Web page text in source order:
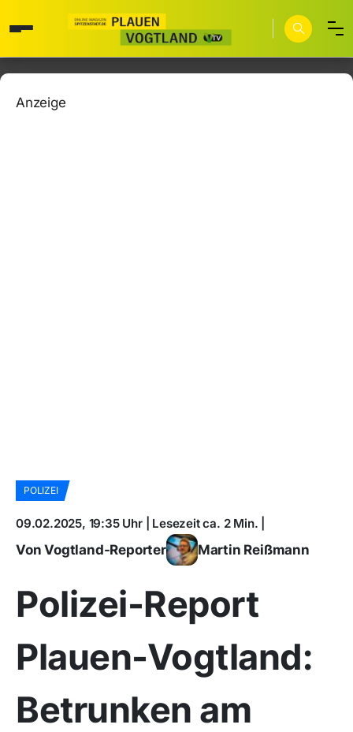
Anzeige
POLIZEI
09.02.2025, 19:35 Uhr | Lesezeit ca. 2 Min. |
Von Vogtland-Reporter Martin Reißmann
Polizei-Report
Plauen-Vogtland:
Betrunken am